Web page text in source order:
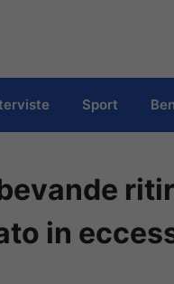
Sport
in